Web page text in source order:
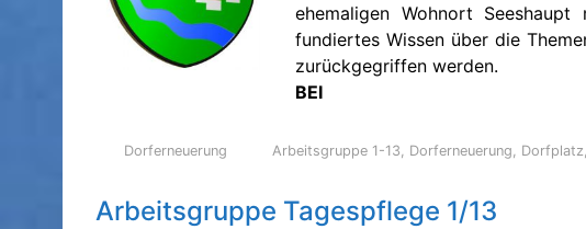
ehemaligen Wohnort
fundiertes Wissen über die
zurückgegriffen werden.
BEI
Dorferneuerung Arbeitsgruppe 1-13, Dorferneuerung, Dorfplatz
Arbeitsgruppe Tagespflege 1/13